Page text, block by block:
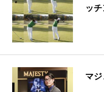
ッチ
マ